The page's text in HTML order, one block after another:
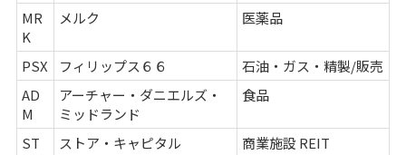
MR
K
メルク 医薬品
PSX フィリップス６６
石油・ガス・精製/販売
AD
M
アーチャー・ダニエルズ・
ミッドランド
食品
ST
ストア・キャピタル 商業施設 REIT